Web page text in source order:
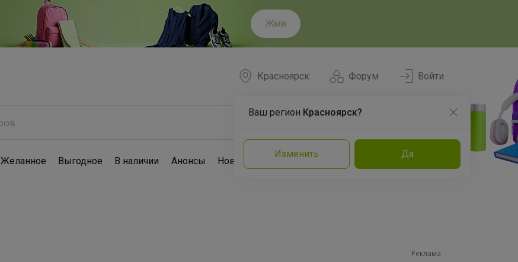
Жми
Форум
Красноярск
Ваш регион Красноярск?
Изменить Да
Войти
Желанное Выгодное В наличии Анонсы Новости Команда Эксперты
Реклама